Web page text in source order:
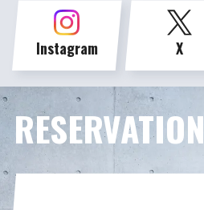
Instagram X
RESERVATION